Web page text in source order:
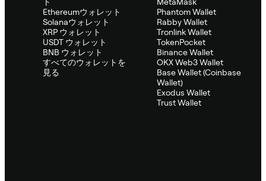
Ethereumウォレット
Solanaウォレット
XRP ウォレット
USDT ウォレット
BNB ウォレット
すべてのウォレットを
見る
Phantom Wallet
Rabby Wallet
Tronlink Wallet
TokenPocket
Binance Wallet
OKX Web3 Wallet
Base Wallet (Coinbase
Wallet)
Exodus Wallet
Trust Wallet